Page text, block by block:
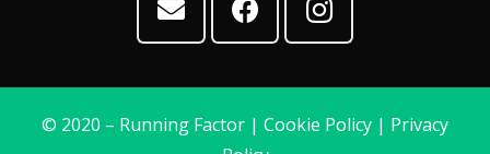
© 2020 – Running Factor | Cookie Policy | Privacy